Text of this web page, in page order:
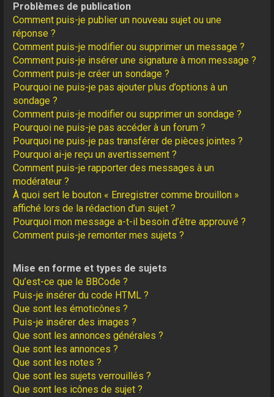
Problèmes de publication
Comment puis-je publier un nouveau sujet ou une
réponse ?
Comment puis-je modifier ou supprimer un message ?
Comment puis-je insérer une signature à mon message ?
Comment puis-je créer un sondage ?
Pourquoi ne puis-je pas ajouter plus d’options à un
sondage ?
Comment puis-je modifier ou supprimer un sondage ?
Pourquoi ne puis-je pas accéder à un forum ?
Pourquoi ne puis-je pas transférer de pièces jointes ?
Pourquoi ai-je reçu un avertissement ?
Comment puis-je rapporter des messages à un
modérateur ?
À quoi sert le bouton « Enregistrer comme brouillon »
affiché lors de la rédaction d’un sujet ?
Pourquoi mon message a-t-il besoin d’être approuvé ?
Comment puis-je remonter mes sujets ?
Mise en forme et types de sujets
Qu’est-ce que le BBCode ?
Puis-je insérer du code HTML ?
Que sont les émoticônes ?
Puis-je insérer des images ?
Que sont les annonces générales ?
Que sont les annonces ?
Que sont les notes ?
Que sont les sujets verrouillés ?
Que sont les icônes de sujet ?